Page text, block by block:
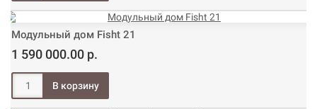
Модульный дом Fisht 21
1 590 000.00 р.